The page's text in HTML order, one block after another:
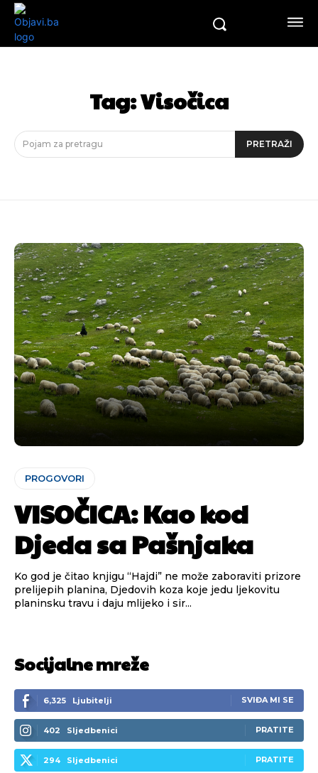
Tag:Visočica
Pojam za pretragu PRETRAŽI
PROGOVORI
VISOČICA: Kao kod
Djeda sa Pašnjaka
Ko god je čitao knjigu “Hajdi” ne može zaboraviti prizore
prelijepih planina, Djedovih koza koje jedu ljekovitu
planinsku travu i daju mlijeko i sir...
Socijalne mreže
6,325 Ljubitelji SVIĐA MI SE
402 Sljedbenici PRATITE
294 Sljedbenici PRATITE